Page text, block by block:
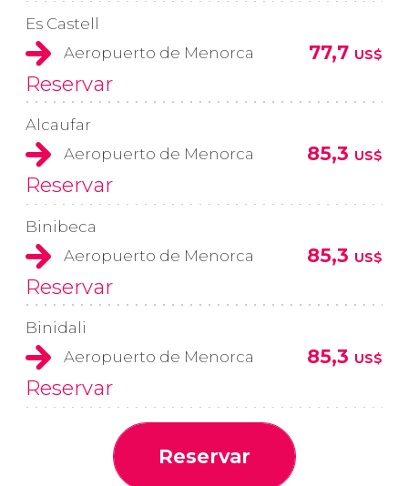
Es Castell
Aeropuerto de Menorca
77,7 US$
Reservar
Alcaufar
Aeropuerto de Menorca
85,3 US$
Reservar
Binibeca
Aeropuerto de Menorca
85,3 US$
Reservar
Binidali
Aeropuerto de Menorca
85,3 US$
Reservar
Reservar